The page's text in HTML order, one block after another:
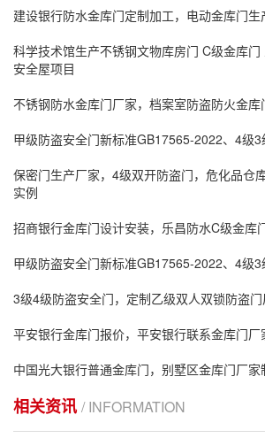
建设银行防水金库门定制加工，电动金库门生
科学技术馆生产不锈钢文物库房门 C级金库
安全屋项目
不锈钢防水金库门厂家，档案室防盗防火金库
甲级防盗安全门新标准GB17565-2022、4级3
保密门生产厂家，4级双开防盗门，危化品仓
实例
招商银行金库门设计安装，乐昌防水C级金库
甲级防盗安全门新标准GB17565-2022、4级3
3级4级防盗安全门，定制乙级双人双锁防盗
平安银行金库门报价，平安银行联系金库门厂
中国光大银行普通金库门，别墅区金库门厂家
相关资讯 / INFORMATION